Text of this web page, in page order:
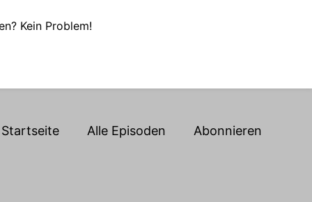
Kein Problem!
Startseite Alle Episoden Abonnieren